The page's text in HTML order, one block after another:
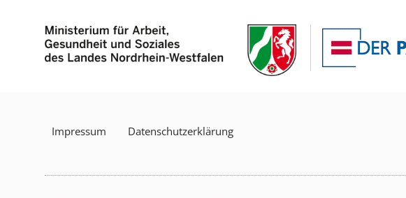
Impressum Datenschutzerklärung